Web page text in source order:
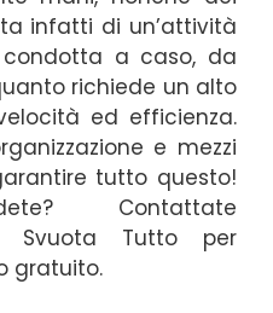
infatti di un’attività
a caso, da
richiede un alto
ed efficienza.
e mezzi
tutto questo!
Contattate
Svuota Tutto per
gratuito.